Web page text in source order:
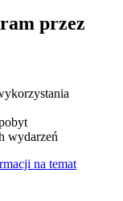
przez
wydarzeń
na temat